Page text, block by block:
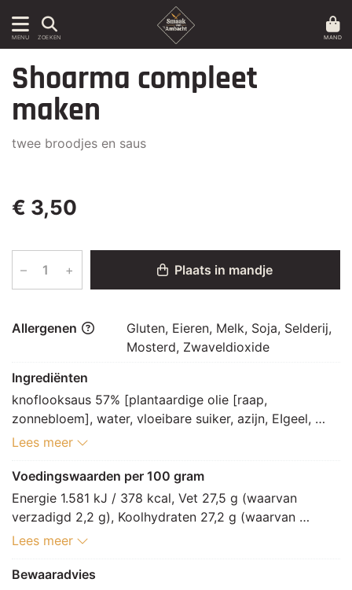
MENU ZOEKEN MAND
Shoarma compleet
maken
twee broodjes en saus
€ 3,50
– + Plaats in mandje
Allergenen
Gluten, Eieren, Melk, Soja, Selderij,
Mosterd, Zwaveldioxide
Ingrediënten
knoflooksaus 57% [plantaardige olie [raap,
zonnebloem], water, vloeibare suiker, azijn, EIgeel,
yoghurt (LACTOSE, MELK), dextrose, glucose
[knoflookpoeder, MOSTERDzaad, chilipeper, dille,
SELDERIJ, rozemarijn, koriander, cayennepeper,
kruidnagel, gemberpoeder, kurkuma, paprikapoeder,
nootmuskaat, foelie, witte peper, tijm, piment],
knoflookgranulaat, zetmeel [mais, TARWE (GLUTEN)],
paprikaconcentraat, ui, suiker, gemodificeerd
Lees meer
Voedingswaarden per 100 gram
Energie 1.581 kJ / 378 kcal, Vet 27,5 g (waarvan
verzadigd 2,2 g), Koolhydraten 27,2 g (waarvan
suikers 5,3 g), Vezels 1 g, Eiwitten 4,4 g, Zout 1,1 g.
Lees meer
Bewaaradvies